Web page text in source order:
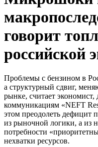
говорит
российской
Проблемы с бензином в
а структурный сдвиг,
рынке, считает
коммуникациям «NEFT
этом преодолеть дефицит
из рыночной логики, а из
потребности
нехватки ресурсов.